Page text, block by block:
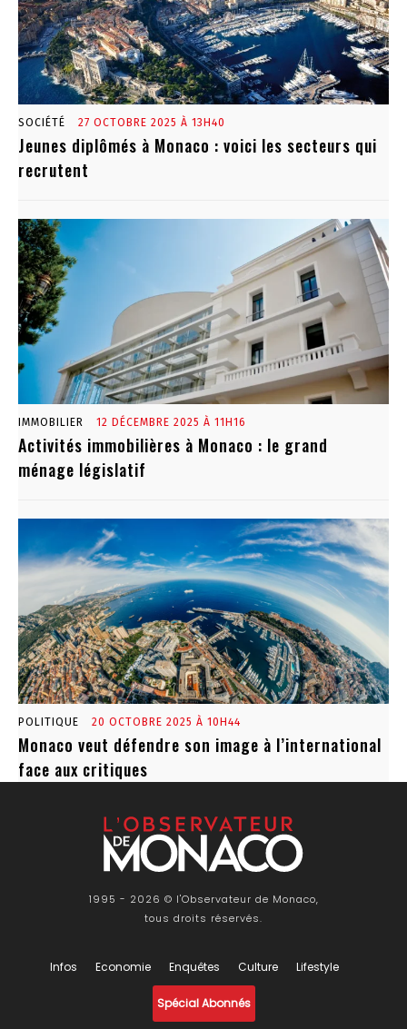
SOCIÉTÉ 27 OCTOBRE 2025 À 13H40
Jeunes diplômés à Monaco : voici les secteurs qui
recrutent
IMMOBILIER 12 DÉCEMBRE 2025 À 11H16
Activités immobilières à Monaco : le grand
ménage législatif
POLITIQUE 20 OCTOBRE 2025 À 10H44
Monaco veut défendre son image à l’international
face aux critiques
1995 - 2026 © l'Observateur de Monaco,
tous droits réservés.
Infos Economie Enquêtes Culture Lifestyle
Spécial Abonnés